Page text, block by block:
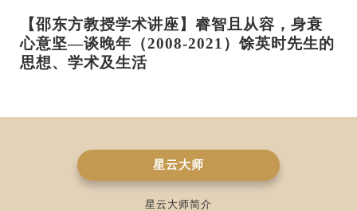
【邵东方教授学术讲座】睿智且从容，身衰
心意坚—谈晚年（2008-2021）馀英时先生的
思想、学术及生活
星云大师
星云大师简介